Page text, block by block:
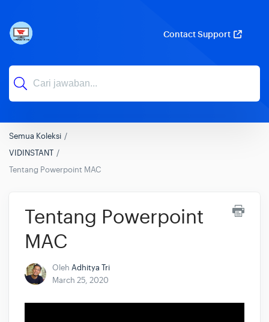
Contact Support
Semua Koleksi
VIDINSTANT
Tentang Powerpoint MAC
Tentang Powerpoint
MAC
Oleh Adhitya Tri
March 25, 2020